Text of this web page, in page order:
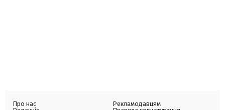
Про нас
Рекламодавцям